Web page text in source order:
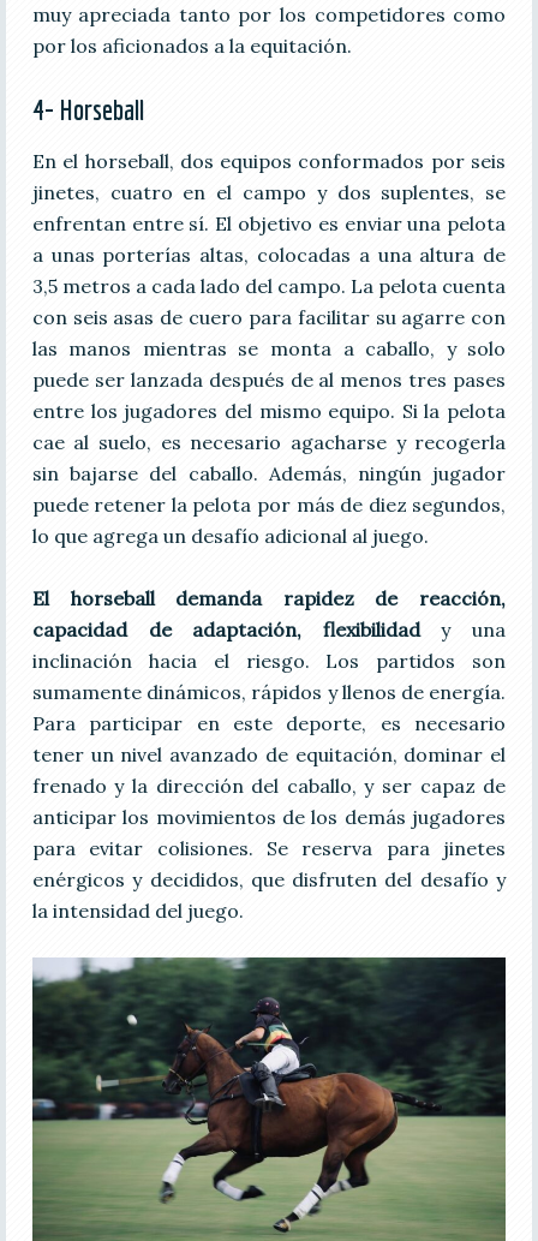
muy apreciada tanto por los competidores como
por los aficionados a la equitación.
4- Horseball
En el horseball, dos equipos conformados por seis
jinetes, cuatro en el campo y dos suplentes, se
enfrentan entre sí. El objetivo es enviar una pelota
a unas porterías altas, colocadas a una altura de
3,5 metros a cada lado del campo. La pelota cuenta
con seis asas de cuero para facilitar su agarre con
las manos mientras se monta a caballo, y solo
puede ser lanzada después de al menos tres pases
entre los jugadores del mismo equipo. Si la pelota
cae al suelo, es necesario agacharse y recogerla
sin bajarse del caballo. Además, ningún jugador
puede retener la pelota por más de diez segundos,
lo que agrega un desafío adicional al juego.
El horseball demanda rapidez de reacción,
capacidad de adaptación, flexibilidady una
inclinación hacia el riesgo. Los partidos son
sumamente dinámicos, rápidos y llenos de energía.
Para participar en este deporte, es necesario
tener un nivel avanzado de equitación, dominar el
frenado y la dirección del caballo, y ser capaz de
anticipar los movimientos de los demás jugadores
para evitar colisiones. Se reserva para jinetes
enérgicos y decididos, que disfruten del desafío y
la intensidad del juego.